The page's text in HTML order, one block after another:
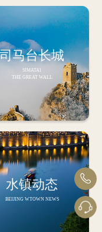
司马台长城
SIMATAI
THE GREAT WALL
水镇动态
BEIJING WTOWN NEWS